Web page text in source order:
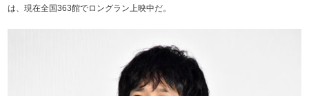
は、現在全国363館でロングラン上映中だ。